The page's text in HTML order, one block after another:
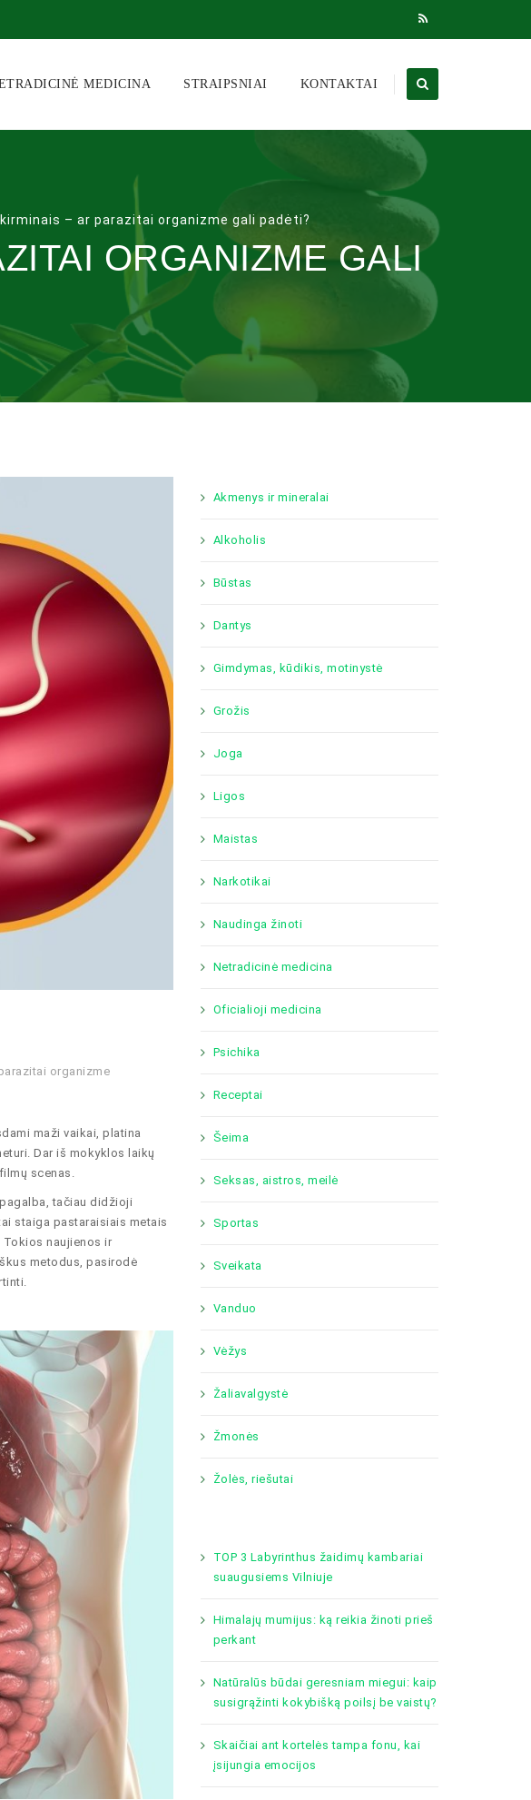
MEDICINA STRAIPSNIAI KONTAKTAI
– ar parazitai organizme gali padėti?
ORGANIZME GALI
organizme
maži vaikai, platina
Dar iš mokyklos laikų
scenas.
tačiau didžioji
staiga pastaraisiais metais
Tokios naujienos ir
metodus, pasirodė
Akmenys ir mineralai
Alkoholis
Būstas
Dantys
Gimdymas, kūdikis, motinystė
Grožis
Joga
Ligos
Maistas
Narkotikai
Naudinga žinoti
Netradicinė medicina
Oficialioji medicina
Psichika
Receptai
Šeima
Seksas, aistros, meilė
Sportas
Sveikata
Vanduo
Vėžys
Žaliavalgystė
Žmonės
Žolės, riešutai
TOP 3 Labyrinthus žaidimų kambariai
suaugusiems Vilniuje
Himalajų mumijus: ką reikia žinoti prieš
perkant
Natūralūs būdai geresniam miegui: kaip
susigrąžinti kokybišką poilsį be vaistų?
Skaičiai ant kortelės tampa fonu, kai
įsijungia emocijos